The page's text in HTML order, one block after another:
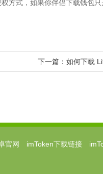
方式，如果你伴侣下载钱包只
下一篇： 如何下载
官网 imToken下载链接